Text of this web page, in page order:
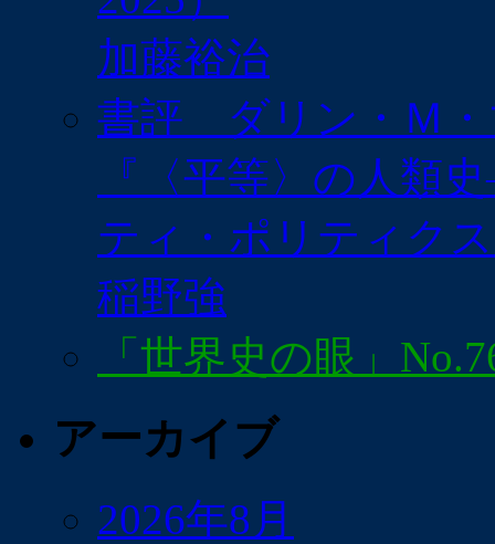
加藤裕治
書評 ダリン・Ｍ・
『〈平等〉の人類
ティ・ポリティク
稲野強
「世界史の眼」
アーカイブ
2026年8月